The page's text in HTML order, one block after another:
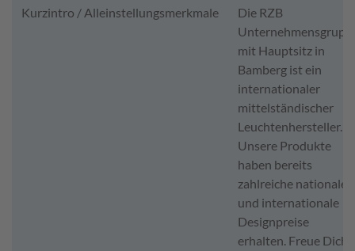
Kurzintro / Alleinstellungsmerkmale
Die RZB
mit Hauptsitz in
Bamberg ist ein
internationaler
mittelständischer
Leuchtenhersteller.
Unsere Produkte
haben bereits
zahlreiche nationale
und internationale
Designpreise
erhalten. Freue Dich